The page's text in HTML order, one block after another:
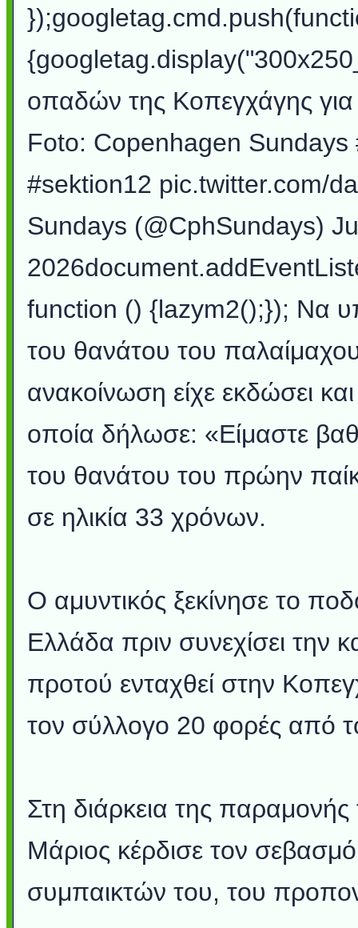
οπαδών της Κοπεγχάγης
Foto: Copenhagen
#sektion12 pic.twitter.com/
Sundays (@CphSundays)
function () {lazym2();}); Να
του θανάτου του
ανακοίνωση είχε εκδώσει
οποία δήλωσε: «Είμαστε
του θανάτου του πρώην
σε ηλικία 33 χρόνων.
Ο αμυντικός ξεκίνησε το
Ελλάδα πριν συνεχίσει την
προτού ενταχθεί στην
τον σύλλογο 20 φορές από
Στη διάρκεια της
Μάριος κέρδισε τον
συμπαικτών του, του